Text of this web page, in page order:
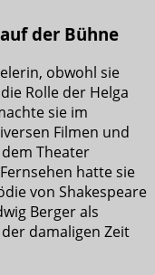
der Bühne
obwohl sie
Rolle der Helga
sie im
Filmen und
Theater
hatte sie
von Shakespeare
Berger als
damaligen Zeit